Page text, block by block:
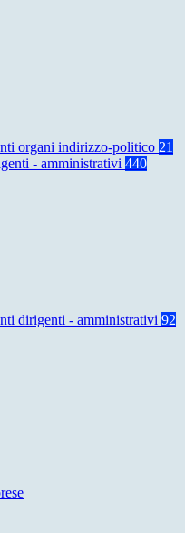
organi indirizzo-politico 21
- amministrativi 440
dirigenti - amministrativi 92